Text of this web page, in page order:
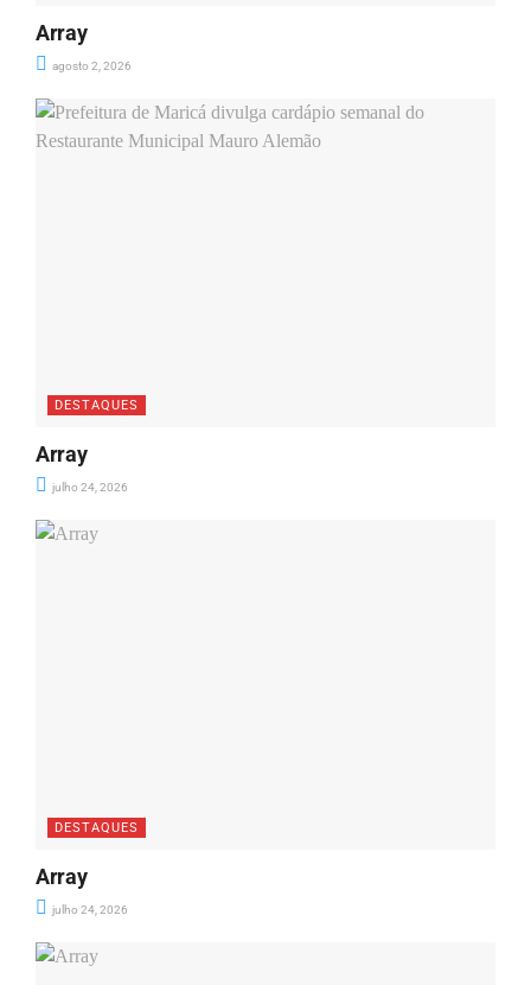
Array
agosto 2, 2026
DESTAQUES
Array
julho 24, 2026
DESTAQUES
Array
julho 24, 2026